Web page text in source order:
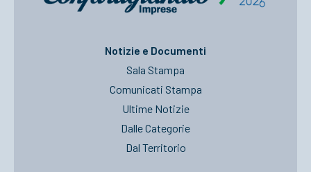
Notizie e Documenti
Sala Stampa
Comunicati Stampa
Ultime Notizie
Dalle Categorie
Dal Territorio